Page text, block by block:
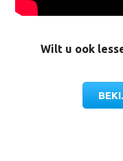
Wilt u ook